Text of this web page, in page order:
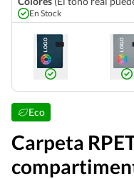
En Stock
Eco
Carpeta